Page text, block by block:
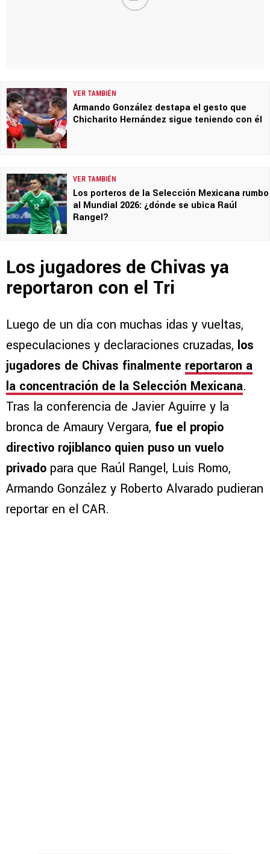
VER TAMBIÉN
Armando González destapa el gesto que
Chicharito Hernández sigue teniendo con él
VER TAMBIÉN
Los porteros de la Selección Mexicana rumbo
al Mundial 2026: ¿dónde se ubica Raúl
Rangel?
Los jugadores de Chivas ya
reportaron con el Tri
Luego de un día con muchas idas y vueltas,
especulaciones y declaraciones cruzadas, los
jugadores de Chivas finalmente reportaron a
la concentración de la Selección Mexicana.
Tras la conferencia de Javier Aguirre y la
bronca de Amaury Vergara, fue el propio
directivo rojiblanco quien puso un vuelo
privado para que Raúl Rangel, Luis Romo,
Armando González y Roberto Alvarado pudieran
reportar en el CAR.